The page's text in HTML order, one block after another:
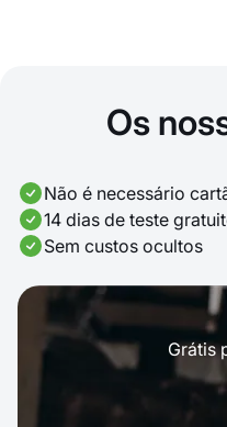
Os
Não é necessário
14 dias de teste
Sem custos ocultos
Grátis